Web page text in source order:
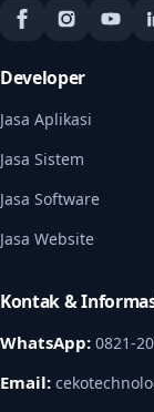
Developer
Jasa Aplikasi
Jasa Sistem
Jasa Software
Jasa Website
Kontak &
WhatsApp: 0821-
Email: